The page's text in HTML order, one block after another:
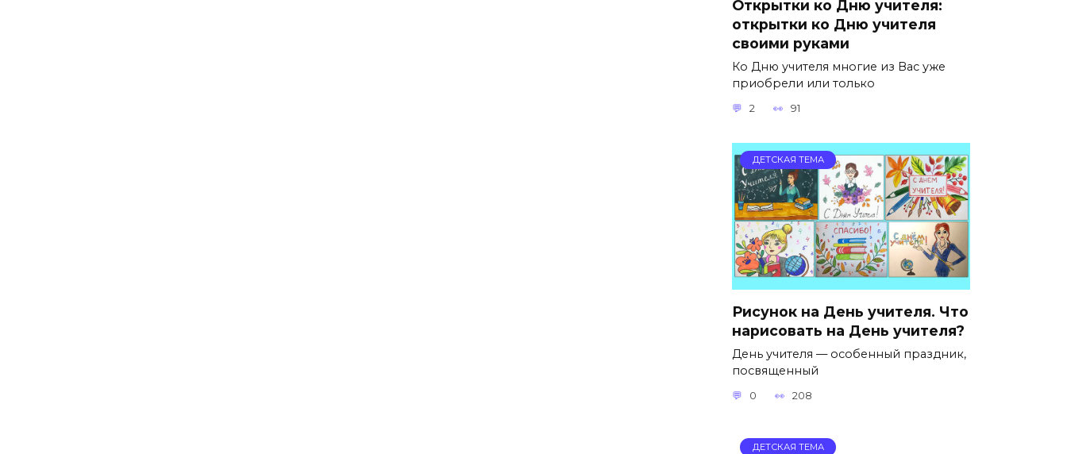
Открытки ко Дню учителя:
открытки ко Дню учителя
своими руками
Ко Дню учителя многие из Вас уже
приобрели или только
2 91
ДЕТСКАЯ ТЕМА
Рисунок на День учителя. Что
нарисовать на День учителя?
День учителя — особенный праздник,
посвященный
0 208
ДЕТСКАЯ ТЕМА